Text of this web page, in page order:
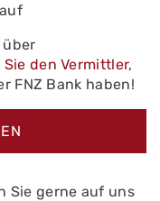
den Vermittler,
FNZ Bank haben!
Sie gerne auf uns